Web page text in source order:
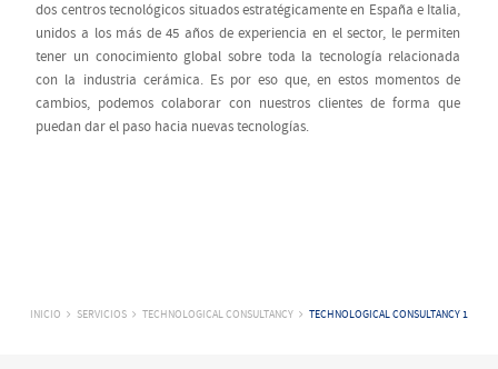
dos centros tecnológicos situados estratégicamente en España e Italia,
unidos a los más de 45 años de experiencia en el sector, le permiten
tener un conocimiento global sobre toda la tecnología relacionada
con la industria cerámica. Es por eso que, en estos momentos de
cambios, podemos colaborar con nuestros clientes de forma que
puedan dar el paso hacia nuevas tecnologías.
INICIO SERVICIOS TECHNOLOGICAL CONSULTANCY TECHNOLOGICAL CONSULTANCY 1